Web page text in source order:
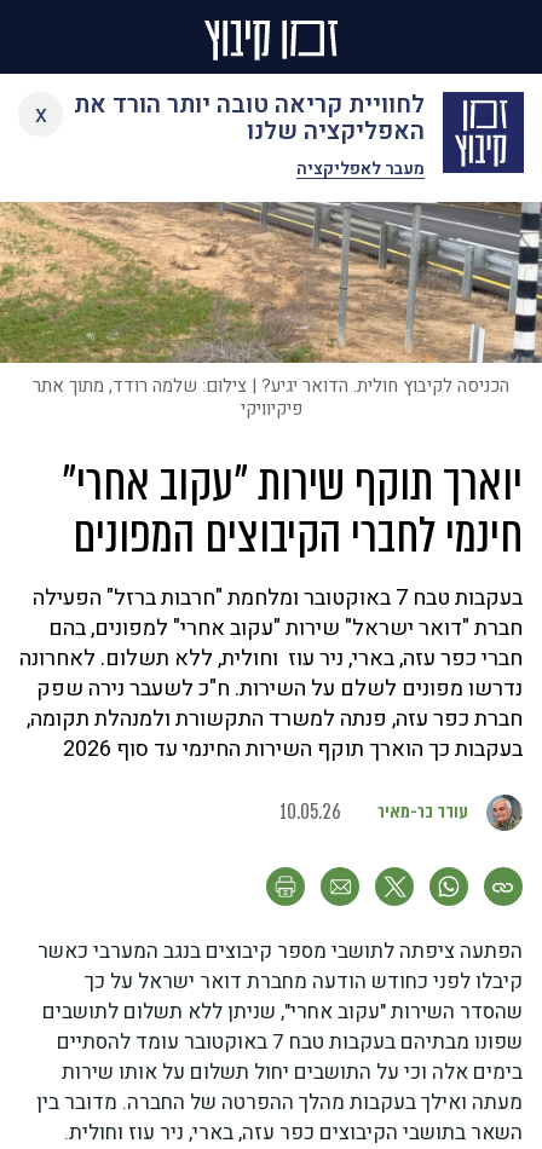
לחוויית קריאה טובה יותר הורד את
האפליקציה שלנו
מעבר לאפליקציה
x
Skip
content
הכניסה לקיבוץ חולית. הדואר יגיע? | צילום: שלמה רודד, מתוך אתר
פיקיוויקי
יוארך תוקף שירות "עקוב אחרי"
חינמי לחברי הקיבוצים המפונים
בעקבות טבח 7 באוקטובר ומלחמת "חרבות ברזל" הפעילה
חברת "דואר ישראל" שירות "עקוב אחרי" למפונים, בהם
חברי כפר עזה, בארי, ניר עוז וחולית, ללא תשלום. לאחרונה
נדרשו מפונים לשלם על השירות. ח"כ לשעבר נירה שפק
חברת כפר עזה, פנתה למשרד התקשורת ולמנהלת תקומה,
בעקבות כך הוארך תוקף השירות החינמי עד סוף 2026
עודד בר-מאיר 10.05.26
הפתעה ציפתה לתושבי מספר קיבוצים בנגב המערבי כאשר
קיבלו לפני כחודש הודעה מחברת דואר ישראל על כך
שהסדר השירות "עקוב אחרי", שניתן ללא תשלום לתושבים
שפונו מבתיהם בעקבות טבח 7 באוקטובר עומד להסתיים
בימים אלה וכי על התושבים יחול תשלום על אותו שירות
מעתה ואילך בעקבות מהלך ההפרטה של החברה. מדובר בין
השאר בתושבי הקיבוצים כפר עזה, בארי, ניר עוז וחולית.